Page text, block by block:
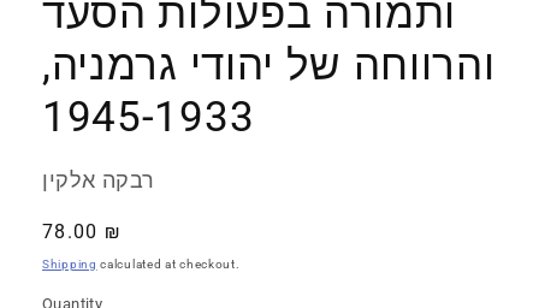
ותמורה בפעולות הסעד
והרווחה של יהודי גרמניה,
1945-1933
רבקה אלקין
Regular
price
78.00 ₪
Shipping calculated at checkout.
Quantity